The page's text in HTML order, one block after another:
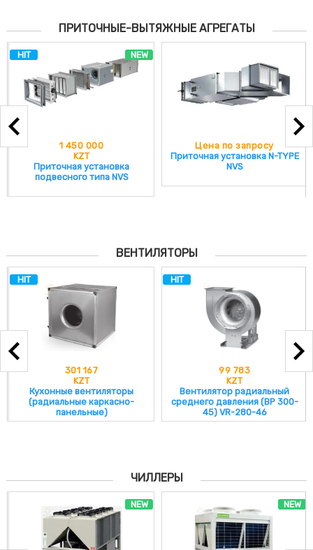
ПРИТОЧНЫЕ-ВЫТЯЖНЫЕ АГРЕГАТЫ
NEW
HIT
1 450 000
KZT
Приточная установка
подвесного типа NVS
Цена по запросу
Приточная установка N-TYPE
NVS
ВЕНТИЛЯТОРЫ
HIT
301 167
KZT
Кухонные вентиляторы
(радиальные каркасно-
панельные)
HIT
99 783
KZT
Вентилятор радиальный
среднего давления (ВР 300-
45) VR-280-46
ЧИЛЛЕРЫ
NEW NEW